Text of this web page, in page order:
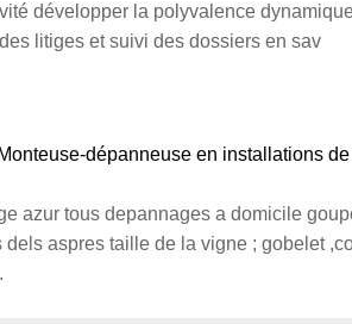
développer la polyvalence
litiges et suivi des dossiers en sav
dépanneuse en installations
azur tous depannages a domicile
aspres taille de la vigne ; gobelet